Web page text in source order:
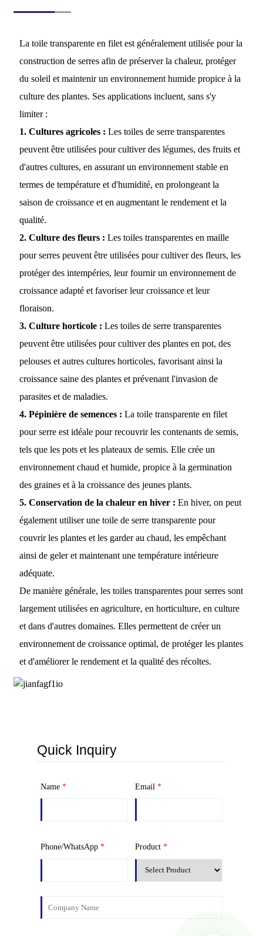
La toile transparente en filet est généralement utilisée pour la
construction de serres afin de préserver la chaleur, protéger
du soleil et maintenir un environnement humide propice à la
culture des plantes. Ses applications incluent, sans s'y
limiter :
1. Cultures agricoles : Les toiles de serre transparentes
peuvent être utilisées pour cultiver des légumes, des fruits et
d'autres cultures, en assurant un environnement stable en
termes de température et d'humidité, en prolongeant la
saison de croissance et en augmentant le rendement et la
qualité.
2. Culture des fleurs : Les toiles transparentes en maille
pour serres peuvent être utilisées pour cultiver des fleurs, les
protéger des intempéries, leur fournir un environnement de
croissance adapté et favoriser leur croissance et leur
floraison.
3. Culture horticole : Les toiles de serre transparentes
peuvent être utilisées pour cultiver des plantes en pot, des
pelouses et autres cultures horticoles, favorisant ainsi la
croissance saine des plantes et prévenant l'invasion de
parasites et de maladies.
4. Pépinière de semences : La toile transparente en filet
pour serre est idéale pour recouvrir les contenants de semis,
tels que les pots et les plateaux de semis. Elle crée un
environnement chaud et humide, propice à la germination
des graines et à la croissance des jeunes plants.
5. Conservation de la chaleur en hiver : En hiver, on peut
également utiliser une toile de serre transparente pour
couvrir les plantes et les garder au chaud, les empêchant
ainsi de geler et maintenant une température intérieure
adéquate.
De manière générale, les toiles transparentes pour serres sont
largement utilisées en agriculture, en horticulture, en culture
et dans d'autres domaines. Elles permettent de créer un
environnement de croissance optimal, de protéger les plantes
et d'améliorer le rendement et la qualité des récoltes.
Quick Inquiry
Name * Email *
Phone/WhatsApp * Product *